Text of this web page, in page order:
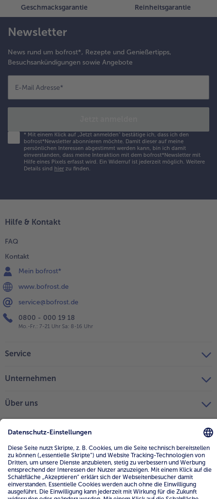
Geschmacksgarantie Reinheitsgarantie
Newsletter
News rund um bofrost*, Rezepte und Genießertipps,
Besuchsankündigungen sowie Angebote
E-Mail Adresse*
* Mit einem Klick auf „Jetzt anmelden" bestätige ich, dass ich den
bofrost*Newsletter abonnieren möchte. Damit dieser auf meine
persönlichen Interessen abgestimmt werden kann, bin ich damit
einverstanden, dass meine Interaktion mit dem bofrost*Newsletter mit
Hilfe eines Pixels erfasst wird. Ein Widerruf ist jederzeit möglich. Weitere
Details sind hier zu finden.
Hilfe & Kontakt
FAQ
Kontakt
Mein bofrost*
www.bofrost.de
service@bofrost.de
0800 - 000 19 18
Mo.-Fr.: 7-21 Uhr Sa: 8-16 Uhr
Service
Unternehmen
Über uns